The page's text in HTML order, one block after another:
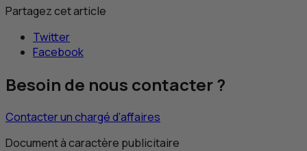
Partagez cet article
Twitter
Facebook
Besoin de nous contacter ?
Contacter un chargé d’affaires
Document à caractère publicitaire